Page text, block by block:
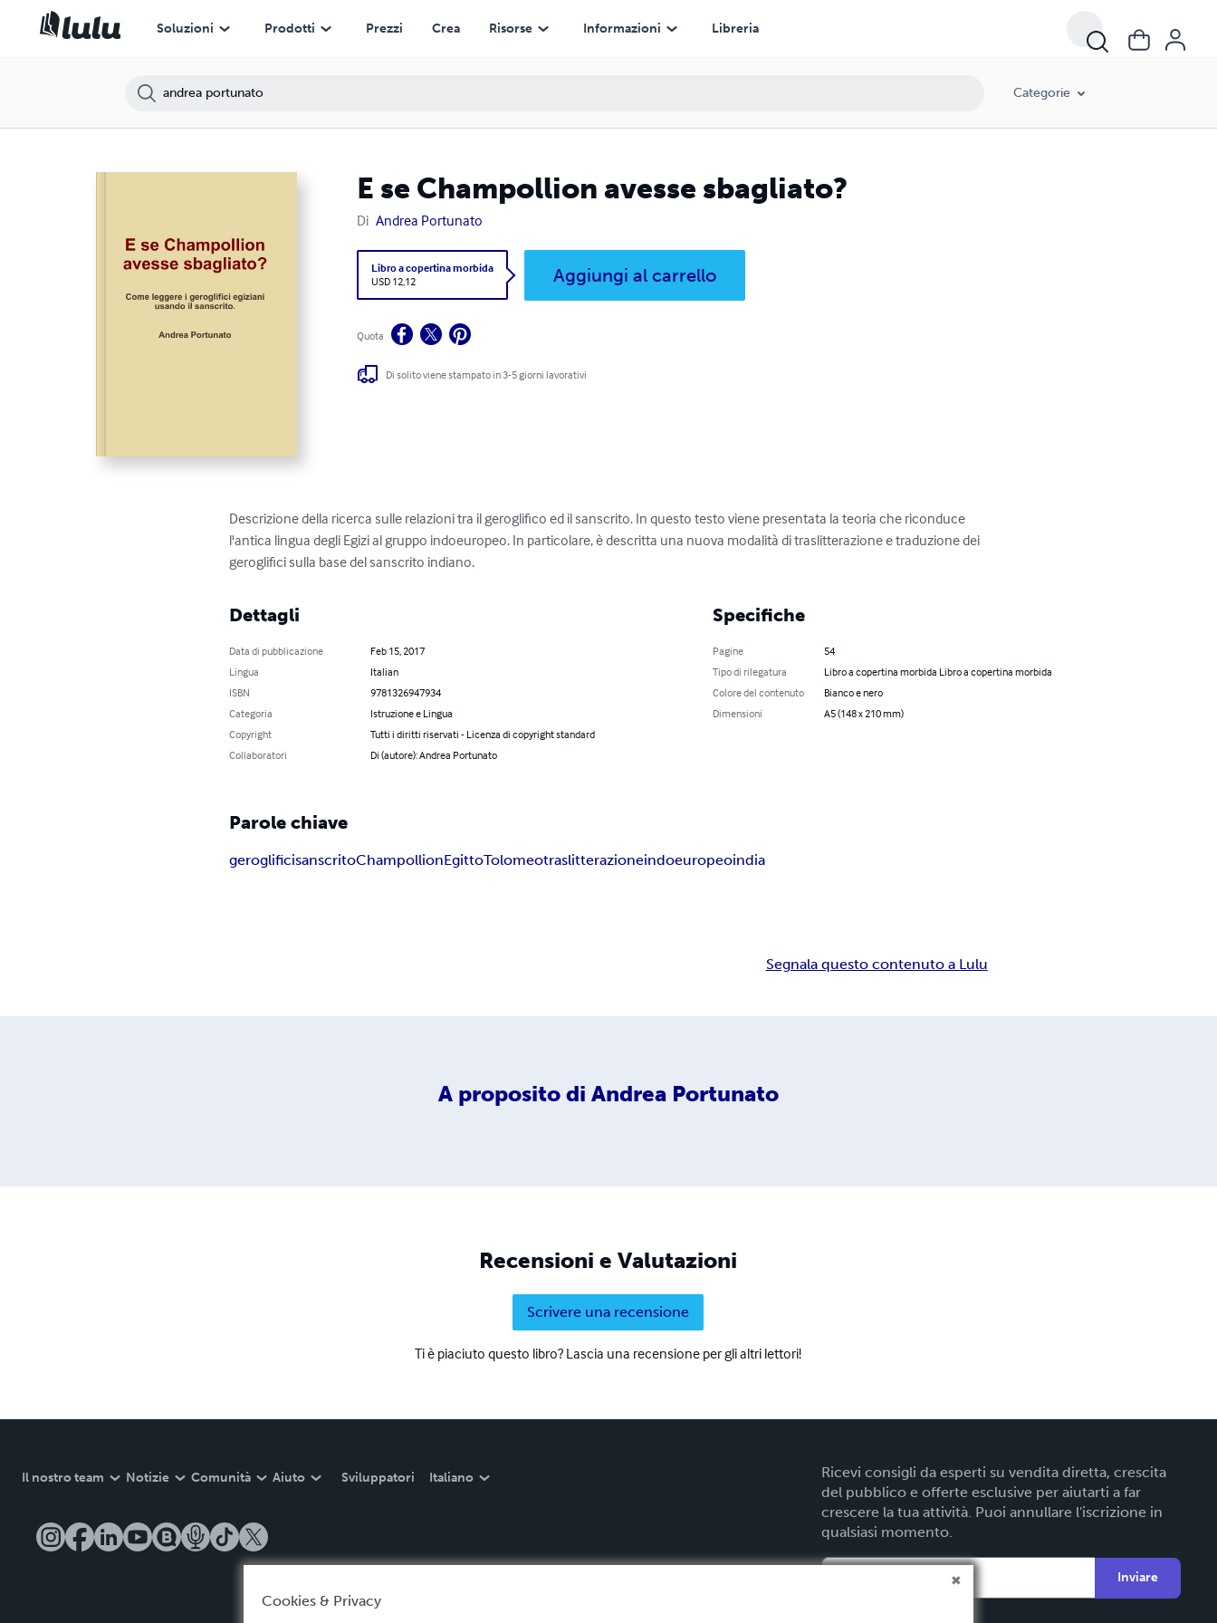
Soluzioni Prodotti Prezzi Crea Risorse Informazioni Libreria
Categorie
E se Champollion avesse sbagliato?
Di Andrea Portunato
Libro a copertina morbida
USD 12,12
Aggiungi al carrello
Quota
Di solito viene stampato in 3-5 giorni lavorativi
Descrizione della ricerca sulle relazioni tra il geroglifico ed il sanscrito. In questo testo viene presentata la teoria che riconduce
l'antica lingua degli Egizi al gruppo indoeuropeo. In particolare, è descritta una nuova modalità di traslitterazione e traduzione dei
geroglifici sulla base del sanscrito indiano.
Dettagli
Data di pubblicazione
Feb 15, 2017
Lingua
Italian
ISBN
9781326947934
Categoria
Istruzione e Lingua
Copyright
Tutti i diritti riservati - Licenza di copyright standard
Collaboratori
Di (autore): Andrea Portunato
Specifiche
Pagine
54
Tipo di rilegatura
Libro a copertina morbida Libro a copertina morbida
Colore del contenuto
Bianco e nero
Dimensioni
A5 (148 x 210 mm)
Parole chiave
geroglificisanscritoChampollionEgittoTolomeotraslitterazioneindoeuropeoindia
Segnala questo contenuto a Lulu
A proposito di Andrea Portunato
Recensioni e Valutazioni
Scrivere una recensione
Ti è piaciuto questo libro? Lascia una recensione per gli altri lettori!
Il nostro team Notizie Comunità Aiuto Sviluppatori Italiano
Ricevi consigli da esperti su vendita diretta, crescita
del pubblico e offerte esclusive per aiutarti a far
crescere la tua attività. Puoi annullare l'iscrizione in
qualsiasi momento.
Inviare
Cookies & Privacy